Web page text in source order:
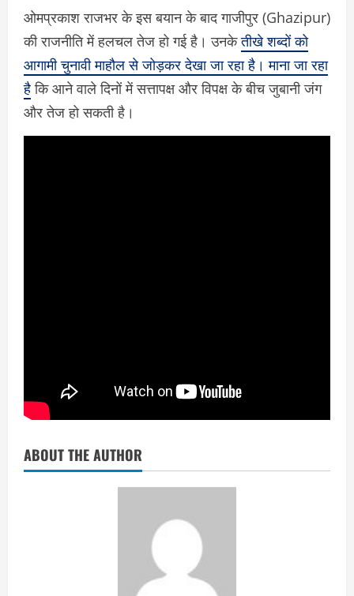
ओमप्रकाश राजभर के इस बयान के बाद गाजीपुर (Ghazipur)
की राजनीति में हलचल तेज हो गई है। उनकेतीखे शब्दों को
आगामी चुनावी माहौल से जोड़कर देखा जा रहा है। माना जा रहा
हैकि आने वाले दिनों में सत्तापक्ष और विपक्ष के बीच जुबानी जंग
और तेज हो सकती है।
ABOUT THE AUTHOR